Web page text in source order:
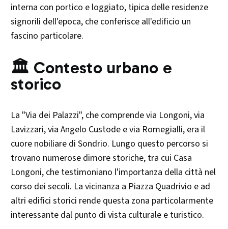
interna con portico e loggiato, tipica delle residenze
signorili dell'epoca, che conferisce all'edificio un
fascino particolare.​
🏛️ Contesto urbano e
storico
La "Via dei Palazzi", che comprende via Longoni, via
Lavizzari, via Angelo Custode e via Romegialli, era il
cuore nobiliare di Sondrio. Lungo questo percorso si
trovano numerose dimore storiche, tra cui Casa
Longoni, che testimoniano l'importanza della città nel
corso dei secoli. La vicinanza a Piazza Quadrivio e ad
altri edifici storici rende questa zona particolarmente
interessante dal punto di vista culturale e turistico.​